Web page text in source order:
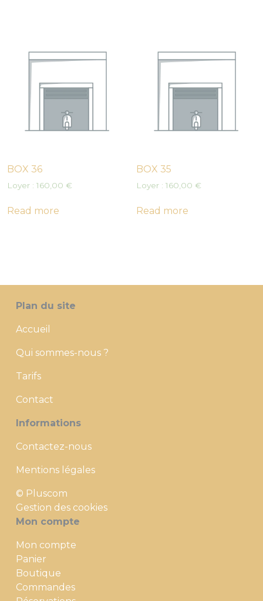
BOX 36
Loyer : 160,00 €
Read more
BOX 35
Loyer :160,00€
Read more
Plan du site
Accueil
Qui sommes-nous ?
Tarifs
Contact
Informations
Contactez-nous
Mentions légales
© Pluscom
Gestion des cookies
Mon compte
Mon compte
Panier
Boutique
Commandes